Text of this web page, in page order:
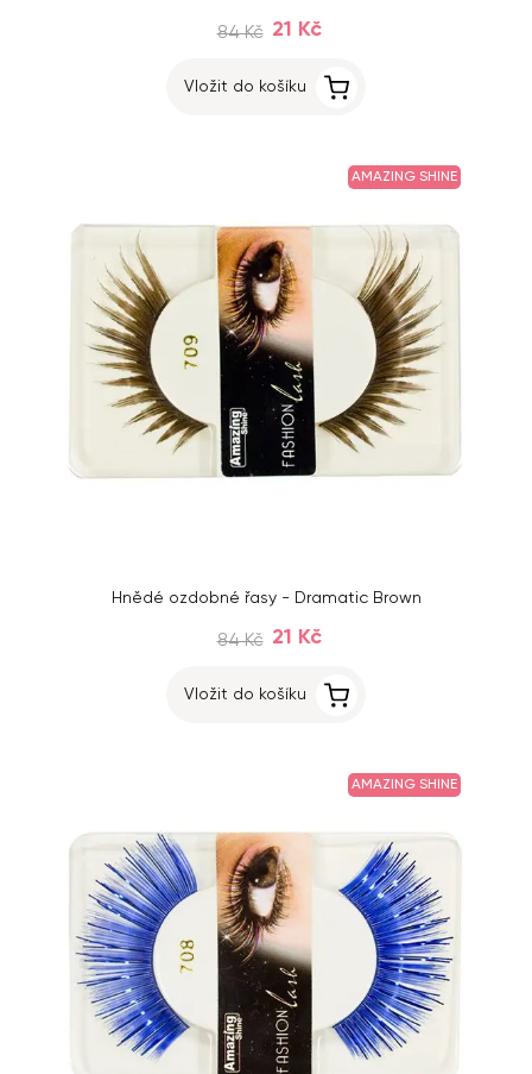
84 Kč 21 Kč
Vložit do košíku
AMAZING SHINE
Hnědé ozdobné řasy - Dramatic Brown
84 Kč 21 Kč
Vložit do košíku
AMAZING SHINE